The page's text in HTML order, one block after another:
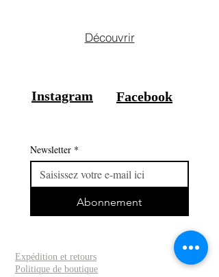
Découvrir
Instagram Facebook
Newsletter *
Abonnement
Expédition et retours
Politique de boutique